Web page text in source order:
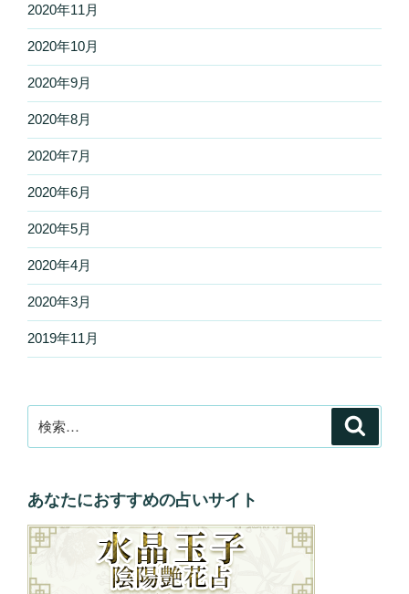
2020年11月
2020年10月
2020年9月
2020年8月
2020年7月
2020年6月
2020年5月
2020年4月
2020年3月
2019年11月
索:
あなたにおすすめの占いサイト